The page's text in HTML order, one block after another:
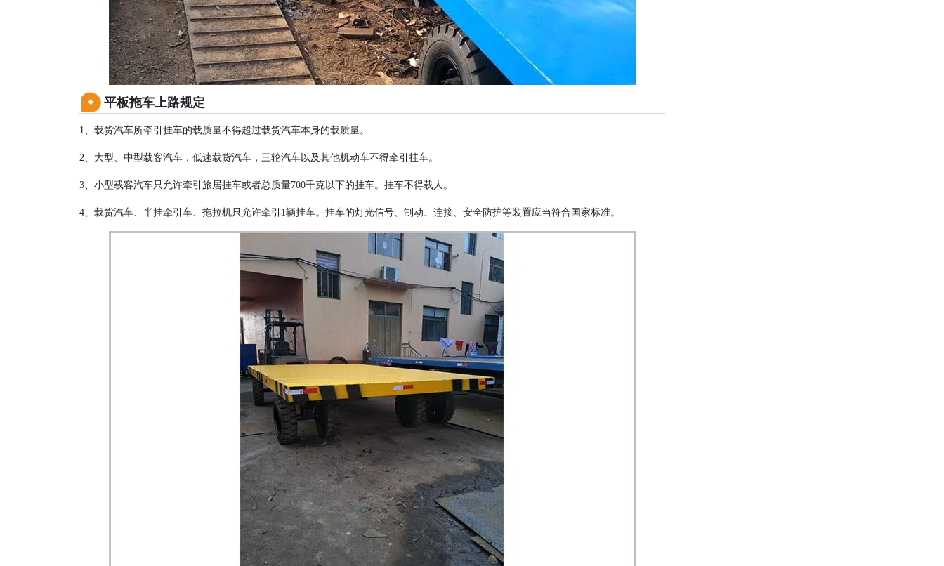
平板拖车上路规定
1、载货汽车所牵引挂车的载质量不得超过载货汽车本身的载质量。
2、大型、中型载客汽车，低速载货汽车，三轮汽车以及其他机动车不得牵引挂车。
3、小型载客汽车只允许牵引旅居挂车或者总质量700千克以下的挂车。挂车不得载人。
4、载货汽车、半挂牵引车、拖拉机只允许牵引1辆挂车。挂车的灯光信号、制动、连接、安全防护等装置应当符合国家标准。